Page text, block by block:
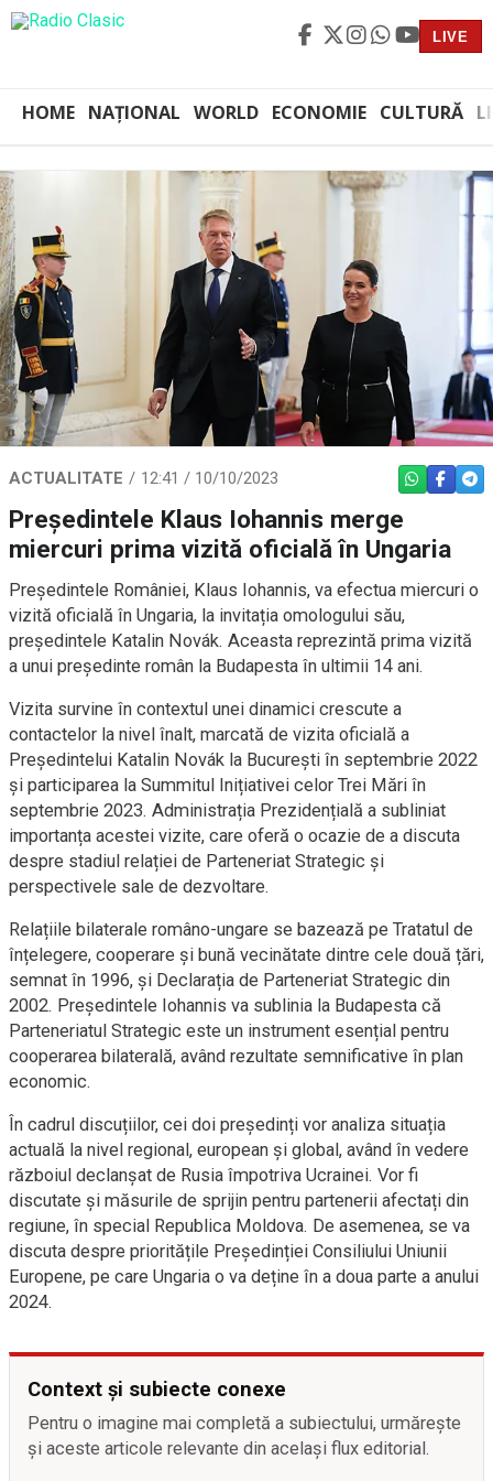
LIVE
HOME NAȚIONAL WORLD ECONOMIE CULTURĂ
ACTUALITATE 12:41 / 10/10/2023 WHATSAPP
Președintele Klaus Iohannis merge
miercuri prima vizită oficială în Ungaria
Președintele României, Klaus Iohannis, va efectua miercuri o
vizită oficială în Ungaria, la invitația omologului său,
președintele Katalin Novák. Aceasta reprezintă prima vizită
a unui președinte român la Budapesta în ultimii 14 ani.
Vizita survine în contextul unei dinamici crescute a
contactelor la nivel înalt, marcată de vizita oficială a
Președintelui Katalin Novák la București în septembrie 2022
și participarea la Summitul Inițiativei celor Trei Mări în
septembrie 2023. Administrația Prezidențială a subliniat
importanța acestei vizite, care oferă o ocazie de a discuta
despre stadiul relației de Parteneriat Strategic și
perspectivele sale de dezvoltare.
Relațiile bilaterale româno-ungare se bazează pe Tratatul de
înțelegere, cooperare și bună vecinătate dintre cele două țări,
semnat în 1996, și Declarația de Parteneriat Strategic din
2002. Președintele Iohannis va sublinia la Budapesta că
Parteneriatul Strategic este un instrument esențial pentru
cooperarea bilaterală, având rezultate semnificative în plan
economic.
În cadrul discuțiilor, cei doi președinți vor analiza situația
actuală la nivel regional, european și global, având în vedere
războiul declanșat de Rusia împotriva Ucrainei. Vor fi
discutate și măsurile de sprijin pentru partenerii afectați din
regiune, în special Republica Moldova. De asemenea, se va
discuta despre prioritățile Președinției Consiliului Uniunii
Europene, pe care Ungaria o va deține în a doua parte a anului
2024.
Context și subiecte conexe
Pentru o imagine mai completă a subiectului, urmărește
și aceste articole relevante din același flux editorial.